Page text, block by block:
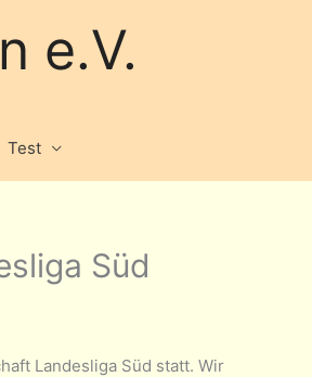
e.V.
Test
Süd
Landesliga Süd statt. Wir